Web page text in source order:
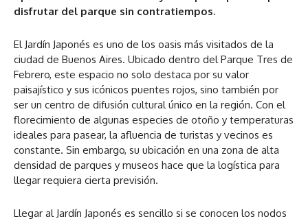
disfrutar del parque sin contratiempos.
El Jardín Japonés es uno de los oasis más visitados de la
ciudad de Buenos Aires. Ubicado dentro del Parque Tres de
Febrero, este espacio no solo destaca por su valor
paisajístico y sus icónicos puentes rojos, sino también por
ser un centro de difusión cultural único en la región. Con el
florecimiento de algunas especies de otoño y temperaturas
ideales para pasear, la afluencia de turistas y vecinos es
constante. Sin embargo, su ubicación en una zona de alta
densidad de parques y museos hace que la logística para
llegar requiera cierta previsión.
Llegar al Jardín Japonés es sencillo si se conocen los nodos